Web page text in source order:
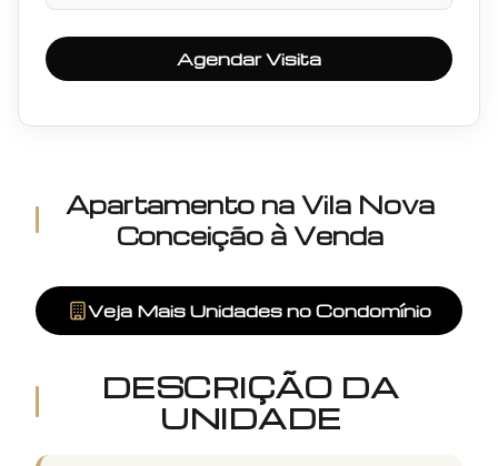
Apartamento na Vila Nova
Conceição à Venda
Veja Mais Unidades no Condomínio
DESCRIÇÃO DA
UNIDADE
Agendar Visita